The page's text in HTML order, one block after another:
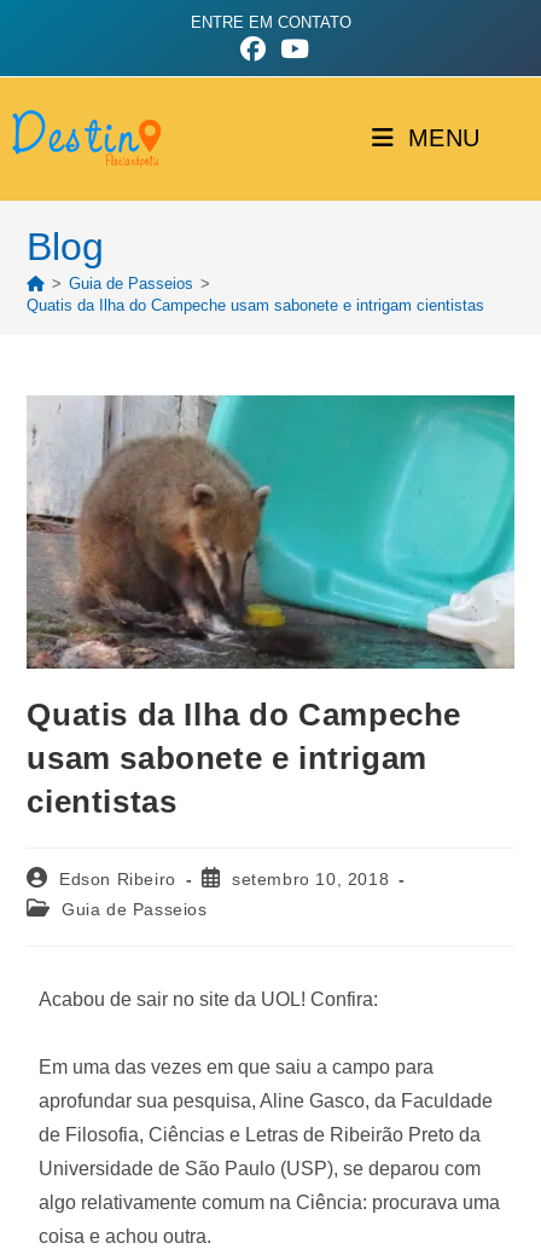
ENTRE EM CONTATO
MENU
Blog
> Guia de Passeios >
Quatis da Ilha do Campeche usam sabonete e intrigam cientistas
Quatis da Ilha do Campeche
usam sabonete e intrigam
cientistas
Edson Ribeiro
setembro 10, 2018
Guia de Passeios
Acabou de sair no site da UOL! Confira:
Em uma das vezes em que saiu a campo para
aprofundar sua pesquisa, Aline Gasco, da Faculdade
de Filosofia, Ciências e Letras de Ribeirão Preto da
Universidade de São Paulo (USP), se deparou com
algo relativamente comum na Ciência: procurava uma
coisa e achou outra.